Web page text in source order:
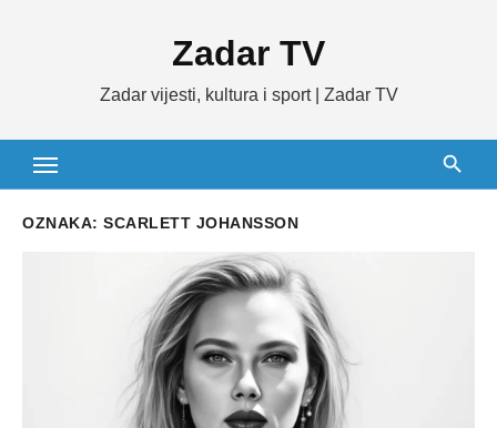
Zadar TV
Zadar vijesti, kultura i sport | Zadar TV
OZNAKA: SCARLETT JOHANSSON